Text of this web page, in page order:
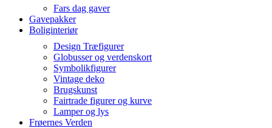
Fars dag gaver
Gavepakker
Boliginteriør
Design Træfigurer
Globusser og verdenskort
Symbolikfigurer
Vintage deko
Brugskunst
Fairtrade figurer og kurve
Lamper og lys
Frøernes Verden